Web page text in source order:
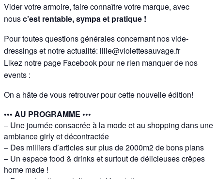
Vider votre armoire, faire connaître votre marque, avec
nousc’est rentable, sympa et pratique !
Pour toutes questions générales concernant nos vide-
dressings et notre actualité: lille@violettesauvage.fr
Likez notre page Facebook pour ne rien manquer de nos
events :
On a hâte de vous retrouver pour cette nouvelle édition!
••• AU PROGRAMME •••
– Une journée consacrée à la mode et au shopping dans une
ambiance girly et décontractée
– Des milliers d’articles sur plus de 2000m2 de bons plans
– Un espace food & drinks et surtout de délicieuses crêpes
home made !